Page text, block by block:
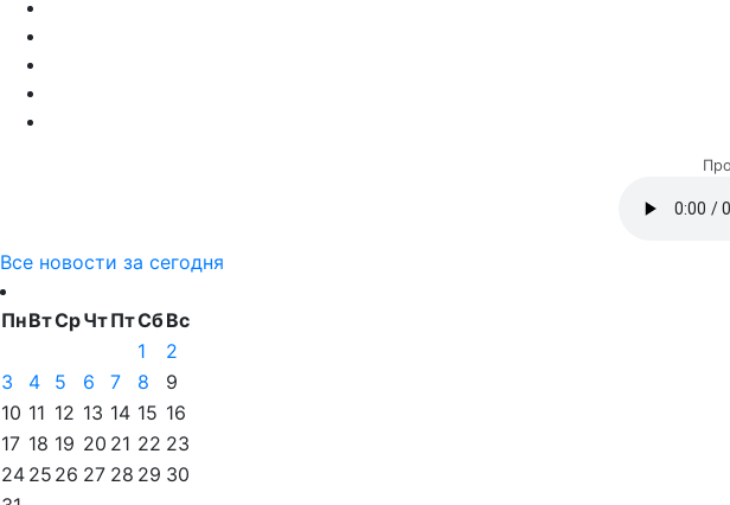
Все новости за сегодня
ПнВтСрЧтПтСбВс
1
2
3
4 5 6 7 8
9
10 11 12 13 14 15 16
17 18 19 20 21 22 23
24 25 26 27 28 29 30